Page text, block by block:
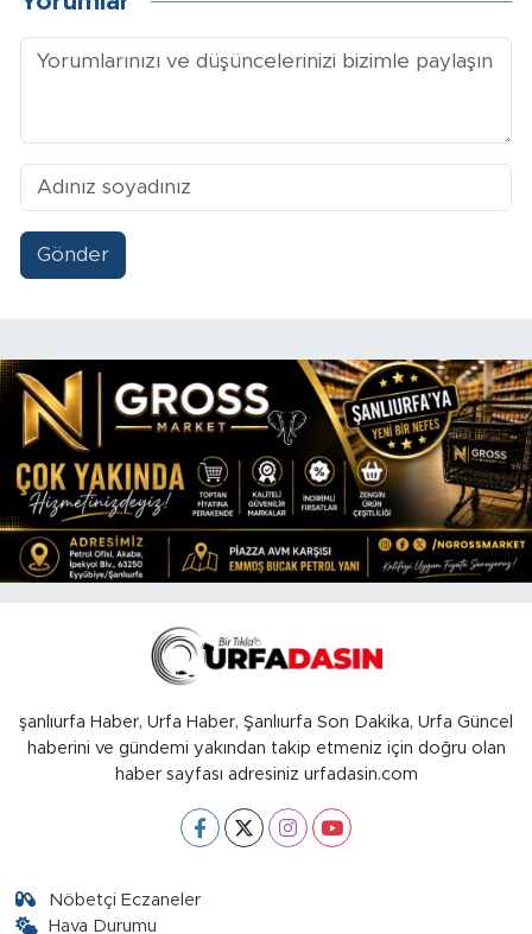
Gönder
şanlıurfa Haber, Urfa Haber, Şanlıurfa Son Dakika, Urfa Güncel
haberini ve gündemi yakından takip etmeniz için doğru olan
haber sayfası adresiniz urfadasin.com
Nöbetçi Eczaneler
Hava Durumu